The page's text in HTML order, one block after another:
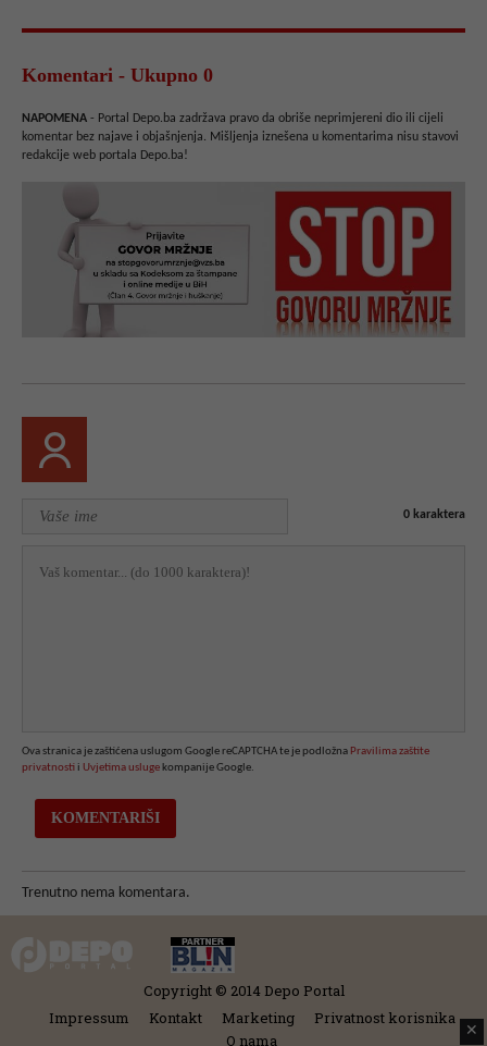
Komentari - Ukupno 0
NAPOMENA - Portal Depo.ba zadržava pravo da obriše neprimjereni dio ili cijeli
komentar bez najave i objašnjenja. Mišljenja iznešena u komentarima nisu stavovi
redakcije web portala Depo.ba!
0 karaktera
Ova stranica je zaštićena uslugom Google reCAPTCHA te je podložna Pravilima zaštite
privatnosti i Uvjetima usluge kompanije Google.
Trenutno nema komentara.
Copyright © 2014 Depo Portal
Impressum
Kontakt Marketing
Privatnost korisnika
O nama
✕